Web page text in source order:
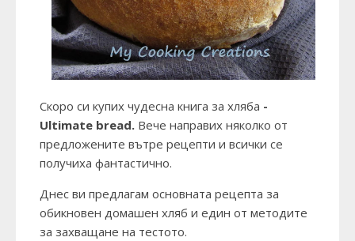
Скоро си купих чудесна книга за хляба -
Ultimate bread. Вече направих няколко от
предложените вътре рецепти и всички се
получиха фантастично.
Днес ви предлагам основната рецепта за
обикновен домашен хляб и един от методите
за захващане на тестото.